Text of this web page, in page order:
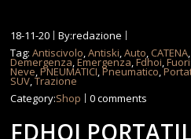
18-11-20
By:redazione
Tag:Antiscivolo,Antiski,Auto, CATENA,
Demergenza,Emergenza,Fdhoi,
Neve,PNEUMATICI,Pneumatico,
SUV,Trazione
Category:Shop 0 comments
FDHOI